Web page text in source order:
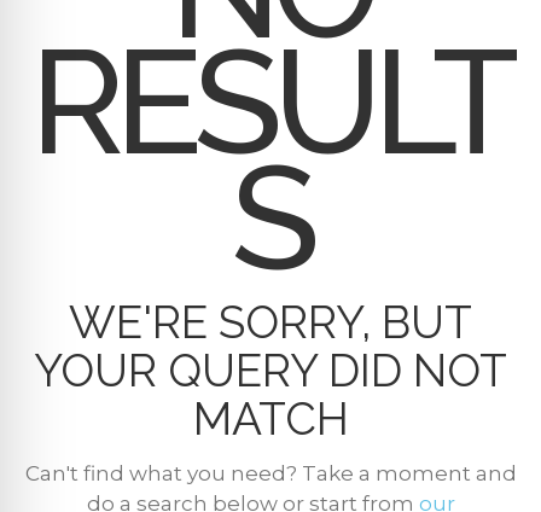
RESULT
S
WE'RE SORRY, BUT
YOUR QUERY DID NOT
MATCH
Can't find what you need? Take a moment and
do a search below or start from our